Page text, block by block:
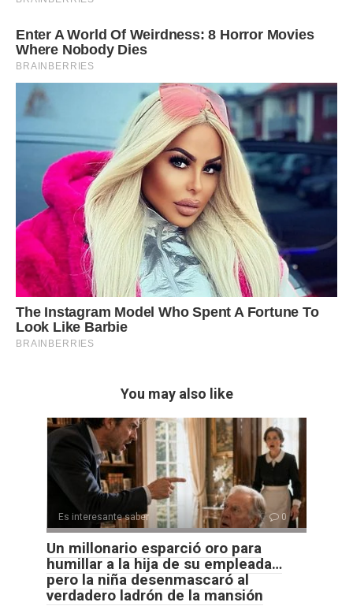
You may also like
Es interesante saber 0
Un millonario esparció oro para
humillar a la hija de su empleada…
pero la niña desenmascaró al
verdadero ladrón de la mansión